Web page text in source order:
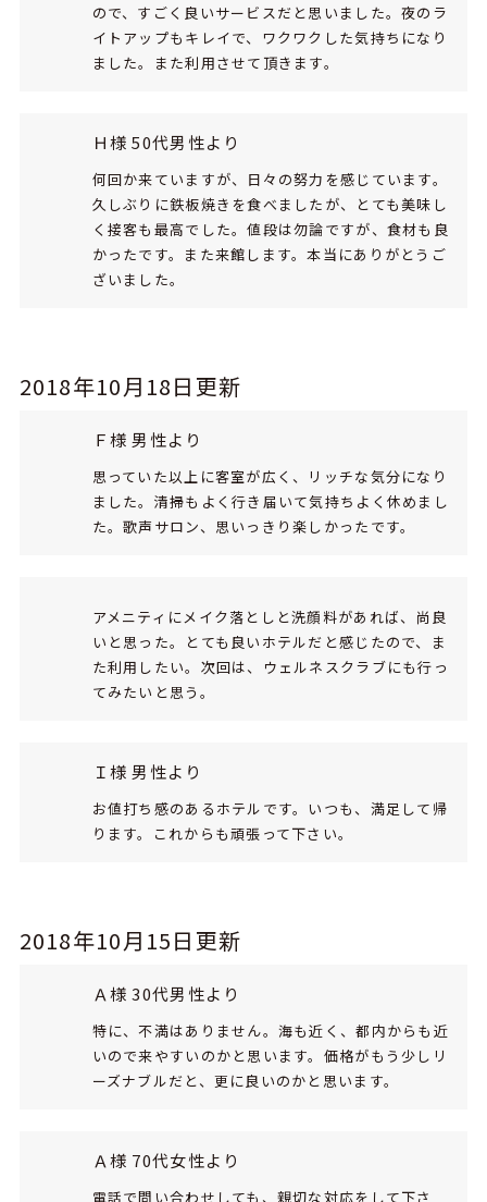
ので、すごく良いサービスだと思いました。夜のラ
イトアップもキレイで、ワクワクした気持ちになり
ました。また利用させて頂きます。
Ｈ様 50代男性より
何回か来ていますが、日々の努力を感じています。
久しぶりに鉄板焼きを食べましたが、とても美味し
く接客も最高でした。値段は勿論ですが、食材も良
かったです。また来館します。本当にありがとうご
ざいました。
2018年10月18日更新
Ｆ様 男性より
思っていた以上に客室が広く、リッチな気分になり
ました。清掃もよく行き届いて気持ちよく休めまし
た。歌声サロン、思いっきり楽しかったです。
アメニティにメイク落としと洗顔料があれば、尚良
いと思った。とても良いホテルだと感じたので、ま
た利用したい。次回は、ウェルネスクラブにも行っ
てみたいと思う。
Ｉ様 男性より
お値打ち感のあるホテルです。いつも、満足して帰
ります。これからも頑張って下さい。
2018年10月15日更新
Ａ様 30代男性より
特に、不満はありません。海も近く、都内からも近
いので来やすいのかと思います。価格がもう少しリ
ーズナブルだと、更に良いのかと思います。
Ａ様 70代女性より
電話で問い合わせしても、親切な対応をして下さ